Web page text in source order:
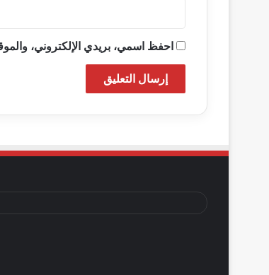
احفظ اسمي، بريدي الإلكتروني،